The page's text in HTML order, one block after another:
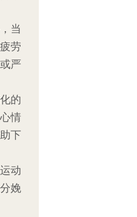
当
劳
严
的
情
下
动
娩